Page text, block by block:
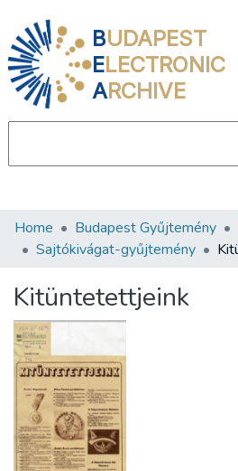
BUDAPEST
ELECTRONIC
ARCHIVE
Communities & Collections
Statistics
About us
Home Budapest Gyűjtemény
Sajtókivágat-gyűjtemény
Kitüntetettjeink